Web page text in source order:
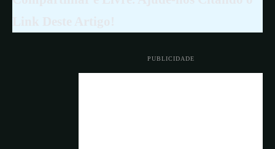
PUBLICIDADE